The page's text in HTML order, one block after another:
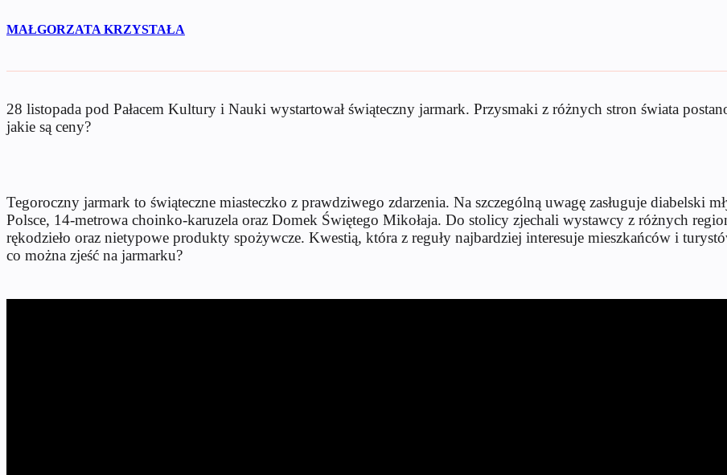
MAŁGORZATA KRZYSTAŁA
28 listopada pod Pałacem Kultury i Nauki wystartował świąteczny jarmark. Przysmaki z różnych stron świata
jakie są ceny?
Tegoroczny jarmark to świąteczne miasteczko z prawdziwego zdarzenia. Na szczególną uwagę zasługuje diabelski
Polsce, 14-metrowa choinko-karuzela oraz Domek Świętego Mikołaja. Do stolicy zjechali wystawcy z różnych
rękodzieło oraz nietypowe produkty spożywcze. Kwestią, która z reguły najbardziej interesuje mieszkańców i
co można zjeść na jarmarku?